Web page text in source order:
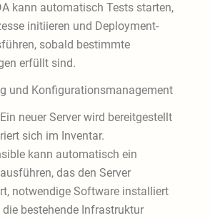
kann automatisch Tests starten,
initiieren und Deployment-
sobald bestimmte
erfüllt sind.
und Konfigurationsmanagement
neuer Server wird bereitgestellt
sich im Inventar.
kann automatisch ein
das den Server
notwendige Software installiert
bestehende Infrastruktur